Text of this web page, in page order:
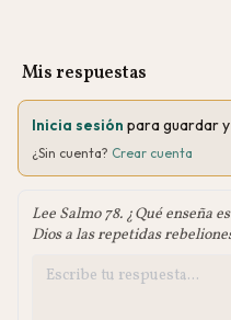
Mis respuestas
Inicia sesión para guardar
¿Sin cuenta? Crear cuenta
Lee Salmo 78. ¿Qué enseña
Dios a las repetidas